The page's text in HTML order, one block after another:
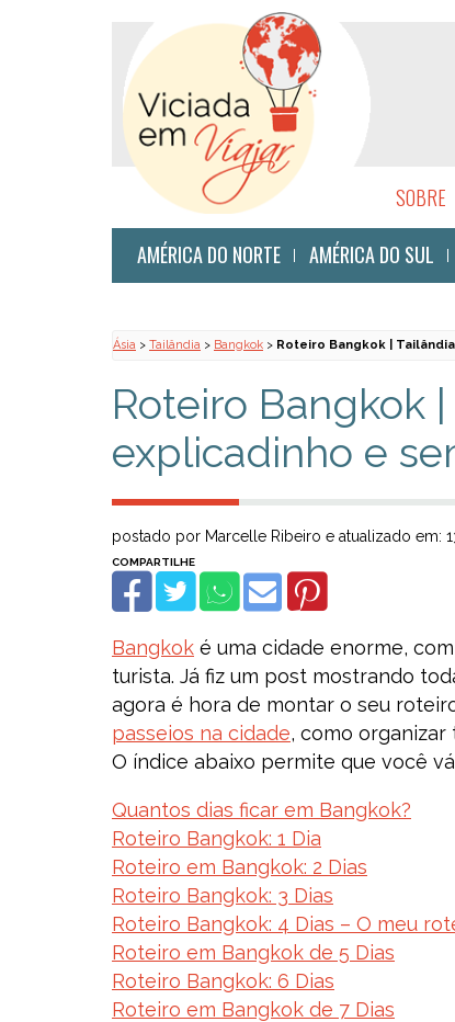
SOBRE
AMÉRICA DO NORTE AMÉRICA DO SUL
Ásia > Tailândia > Bangkok > Roteiro Bangkok |
Roteiro Bangkok |
explicadinho e
postado por Marcelle Ribeiro e atualizado em:
Bangkok é uma cidade enorme,
turista. Já fiz um post mostrando
agora é hora de montar o seu
passeios na cidade, como organizar
O índice abaixo permite que você
Quantos dias ficar em Bangkok?
Roteiro Bangkok: 1 Dia
Roteiro em Bangkok: 2 Dias
Roteiro Bangkok: 3 Dias
Roteiro Bangkok: 4 Dias – O meu
Roteiro em Bangkok de 5 Dias
Roteiro Bangkok: 6 Dias
Roteiro em Bangkok de 7 Dias